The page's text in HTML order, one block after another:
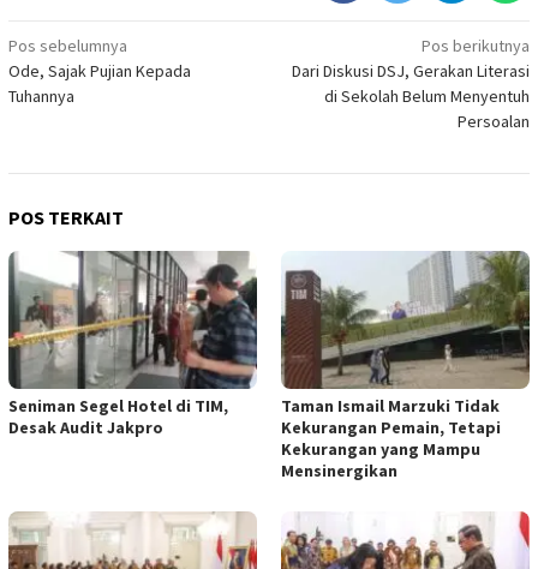
Navigasi
pos
Pos sebelumnya
Ode, Sajak Pujian Kepada
Tuhannya
Pos berikutnya
Dari Diskusi DSJ, Gerakan Literasi
di Sekolah Belum Menyentuh
Persoalan
POS TERKAIT
Seniman Segel Hotel di TIM,
Desak Audit Jakpro
Taman Ismail Marzuki Tidak
Kekurangan Pemain, Tetapi
Kekurangan yang Mampu
Mensinergikan